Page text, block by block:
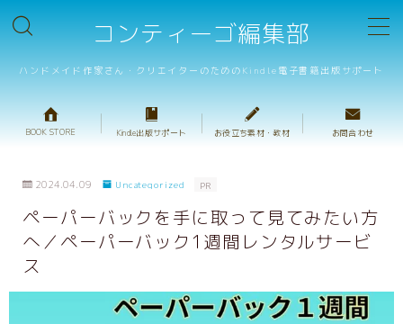
コンティーゴ編集部
ハンドメイド作家さん・クリエイターのためのKindle電子書籍出版サポート
MENU
BOOK STORE
重箱判・ハンドメイドレシピテンプレート
重箱判・絵本テンプレート
キャンペーンサポート
BOOK STORE Kindle出版サポート お役立ち素材・教材 お問合わせ
2024.04.09 Uncategorized PR
ペーパーバックを手に取って見てみたい方
へ／ペーパーバック1週間レンタルサービ
ス